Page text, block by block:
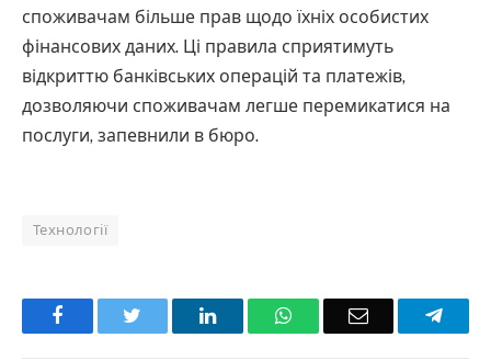
споживачам більше прав щодо їхніх особистих
фінансових даних. Ці правила сприятимуть
відкриттю банківських операцій та платежів,
дозволяючи споживачам легше перемикатися на
послуги, запевнили в бюро.
Технології
Facebook LinkedInWhatsAppEmail